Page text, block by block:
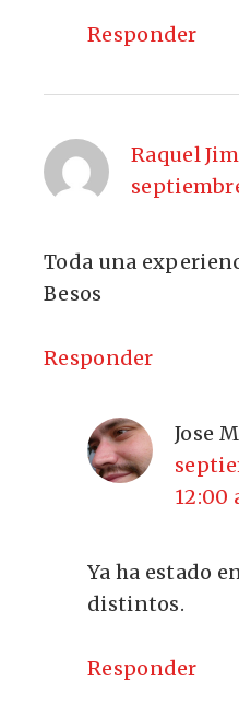
Responder
Raquel
Toda una
Besos
Responder
Jose
12:00
Ya ha estado
distintos.
Responder